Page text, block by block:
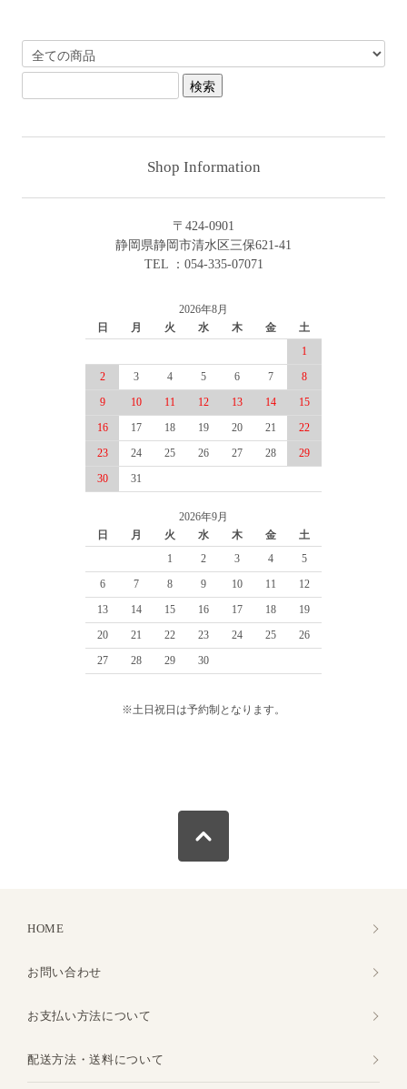
Shop Information
〒424-0901
静岡県静岡市清水区三保621-41
TEL ：054-335-07071
2026年8月
日
月 火 水 木 金
土
1
2
3 4 5 6 7
8
9
10 11 12 13 14
15
16
17 18 19 20 21
22
23
24 25 26 27 28
29
30
31
2026年9月
日
月 火 水 木 金
土
1
2 3 4
5
6
7 8 9 10 11
12
13
14 15 16 17 18
19
20
21 22 23 24 25
26
27
28 29 30
※土日祝日は予約制となります。
HOME
お問い合わせ
お支払い方法について
配送方法・送料について